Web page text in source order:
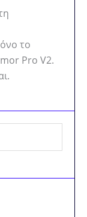
το
Pro V2.